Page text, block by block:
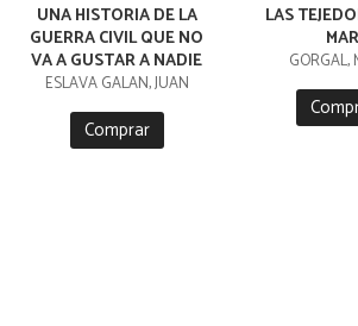
UNA HISTORIA DE LA
GUERRA CIVIL QUE NO
VA A GUSTAR A NADIE
ESLAVA GALAN, JUAN
Comprar
LAS
MAR
GORGAL,